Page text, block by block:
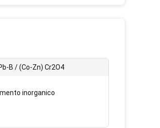
B / (Co-Zn) Cr2O4
inorganico